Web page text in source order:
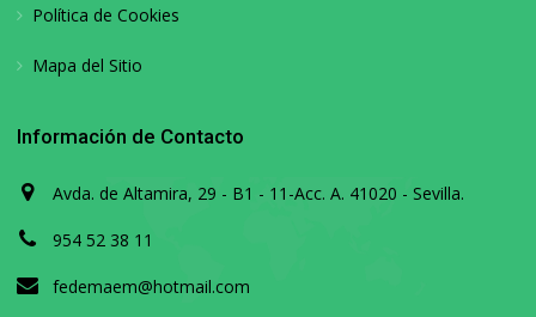
Política de Cookies
Mapa del Sitio
Información de Contacto
Avda. de Altamira, 29 - B1 - 11-Acc. A. 41020 - Sevilla.
954 52 38 11
fedemaem@hotmail.com